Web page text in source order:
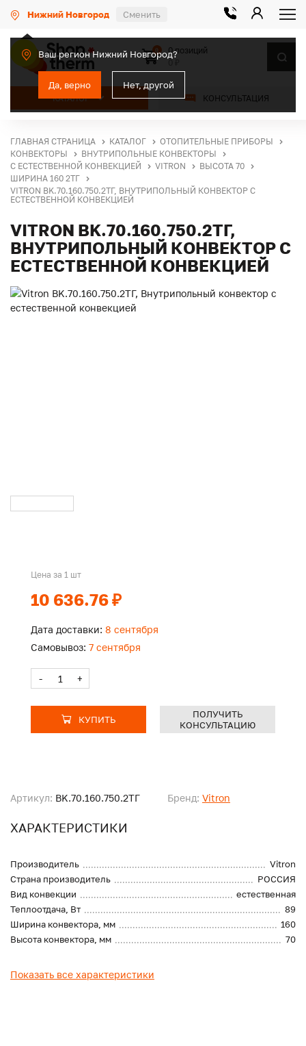
Нижний Новгород Сменить
Ваш регион Нижний Новгород?
Да, верно Нет, другой
КАТАЛОГ КОНСУЛЬТАЦИЯ
0
0 позиций
ГЛАВНАЯ СТРАНИЦА КАТАЛОГ
ОТОПИТЕЛЬНЫЕ ПРИБОРЫ
КОНВЕКТОРЫ
ВНУТРИПОЛЬНЫЕ КОНВЕКТОРЫ
С ЕСТЕСТВЕННОЙ КОНВЕКЦИЕЙ
VITRON
ВЫСОТА 70
ШИРИНА 160 2ТГ
VITRON BK.70.160.750.2ТГ, ВНУТРИПОЛЬНЫЙ КОНВЕКТОР С
ЕСТЕСТВЕННОЙ КОНВЕКЦИЕЙ
VITRON BK.70.160.750.2ТГ,
ВНУТРИПОЛЬНЫЙ КОНВЕКТОР С
ЕСТЕСТВЕННОЙ КОНВЕКЦИЕЙ
Артикул: BK.70.160.750.2ТГ Бренд: Vitron
ХАРАКТЕРИСТИКИ
Производитель
Vitron
Страна производитель
РОССИЯ
Вид конвекции
естественная
Теплоотдача, Вт
89
Ширина конвектора, мм
160
Высота конвектора, мм
70
Показать все характеристики
Цена за 1 шт
10 636.76 ₽
Дата доставки: 8 сентября
Самовывоз: 7 сентября
- +
КУПИТЬ
ПОЛУЧИТЬ
КОНСУЛЬТАЦИЮ